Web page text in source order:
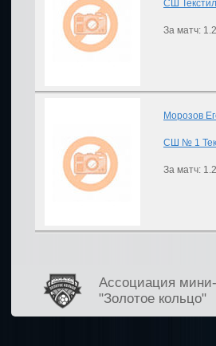
СШ
За матч: 1.2
Морозов
СШ № 1
За матч:
Ассоциация
"Золотое кольцо"